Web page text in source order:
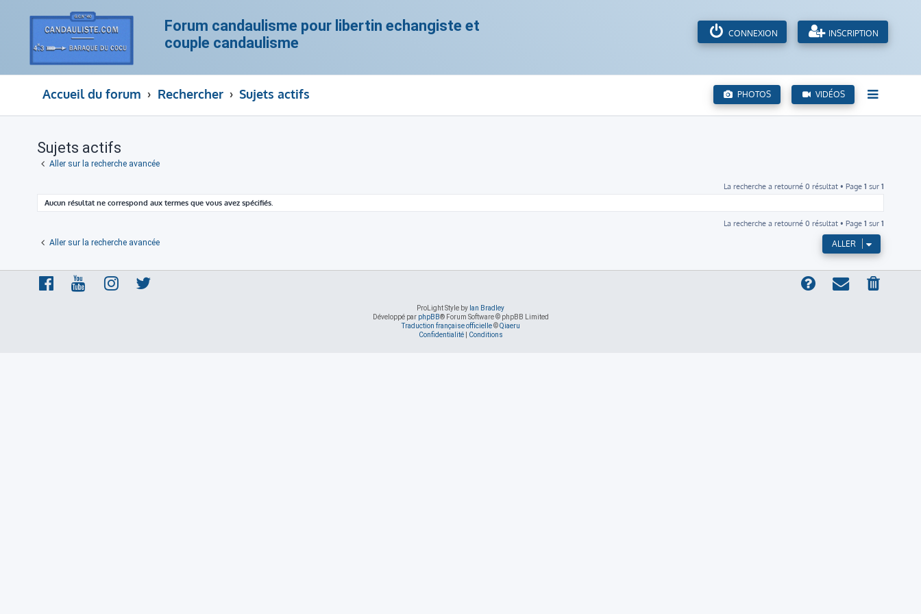
Forum candaulisme pour libertin echangiste et
couple candaulisme
CONNEXION INSCRIPTION
PHOTOS VIDÉOS
Accueil du forum Rechercher Sujets actifs
Sujets actifs
Aller sur la recherche avancée
La recherche a retourné 0 résultat • Page 1 sur 1
Aucun résultat ne correspond aux termes que vous avez spécifiés.
La recherche a retourné 0 résultat • Page 1 sur 1
Aller sur la recherche avancée
ALLER
ProLight Style by Ian Bradley
Développé par phpBB® Forum Software © phpBB Limited
Traduction française officielle©Qiaeru
Confidentialité| Conditions